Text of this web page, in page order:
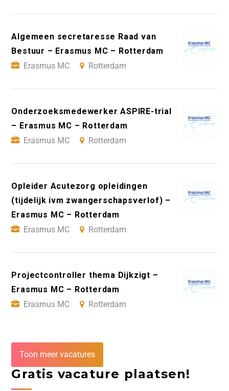
Algemeen secretaresse Raad van
Bestuur – Erasmus MC – Rotterdam
Erasmus MC
Rotterdam
Onderzoeksmedewerker ASPIRE-trial
– Erasmus MC – Rotterdam
Erasmus MC
Rotterdam
Opleider Acutezorg opleidingen
(tijdelijk ivm zwangerschapsverlof) –
Erasmus MC – Rotterdam
Erasmus MC
Rotterdam
Projectcontroller thema Dijkzigt –
Erasmus MC – Rotterdam
Erasmus MC
Rotterdam
Toon meer vacatures
Gratis vacature plaatsen!